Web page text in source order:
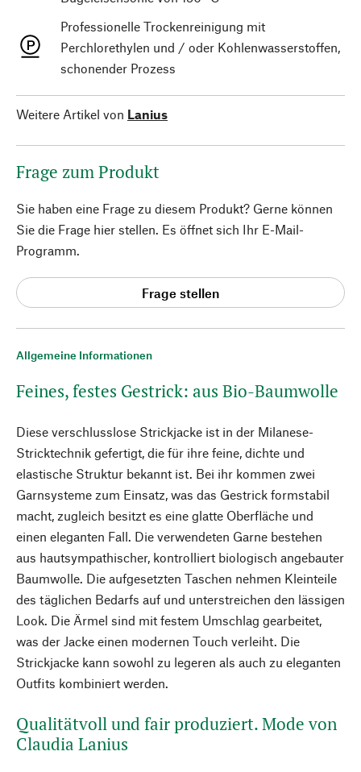
Allgemeine Informationen
Feines, festes Gestrick: aus Bio-Baumwolle
Diese verschlusslose Strickjacke ist in der Milanese-
Stricktechnik gefertigt, die für ihre feine, dichte und
elastische Struktur bekannt ist. Bei ihr kommen zwei
Garnsysteme zum Einsatz, was das Gestrick formstabil
macht, zugleich besitzt es eine glatte Oberfläche und
einen eleganten Fall. Die verwendeten Garne bestehen
aus hautsympathischer, kontrolliert biologisch angebauter
Baumwolle. Die aufgesetzten Taschen nehmen Kleinteile
des täglichen Bedarfs auf und unterstreichen den lässigen
Look. Die Ärmel sind mit festem Umschlag gearbeitet,
was der Jacke einen modernen Touch verleiht. Die
Strickjacke kann sowohl zu legeren als auch zu eleganten
Outfits kombiniert werden.
Qualitätvoll und fair produziert. Mode von
Claudia Lanius
Professionelle Trockenreinigung mit
Perchlorethylen und / oder Kohlenwasserstoffen,
schonender Prozess
Weitere Artikel von Lanius
Frage zum Produkt
Sie haben eine Frage zu diesem Produkt? Gerne können
Sie die Frage hier stellen. Es öffnet sich Ihr E-Mail-
Programm.
Frage stellen